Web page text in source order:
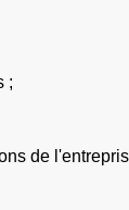
;
de